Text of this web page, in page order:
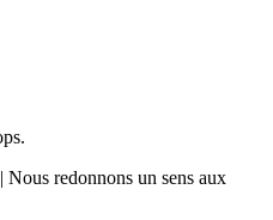
redonnons un sens aux